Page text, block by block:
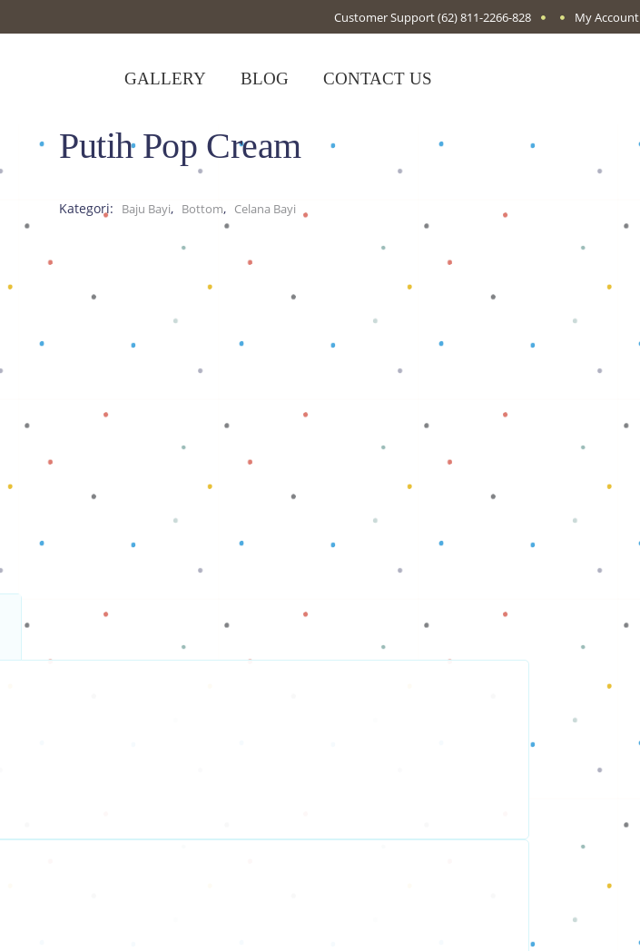
Customer Support(62) 811-2266-828 My Account
GALLERY BLOG CONTACT US
Putih Pop Cream
Kategori: Baju Bayi, Bottom, Celana Bayi